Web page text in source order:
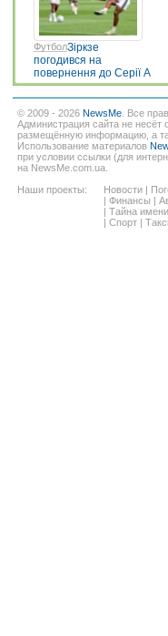
ФутболЗіркзе
погодився на
повернення до Серії А
© 2009 - 2026 NewsMe . Все
Администрация сайта не несёт
размещённую информацию, а
Использование материалов
при условии ссылки (для
на NewsMe.com.ua.
Наши проекты:
Новости |
| Финансы |
| Тайна имени
| Спорт |